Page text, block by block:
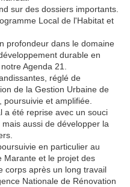
sur des dossiers importants.
Local de l'Habitat et
profondeur dans le domaine
durable en
Agenda 21.
réglé de
de la Gestion Urbaine de
et amplifiée.
a été reprise avec un souci
aussi de développer la
en particulier au
Marante et le projet des
corps après un long travail
Nationale de Rénovation